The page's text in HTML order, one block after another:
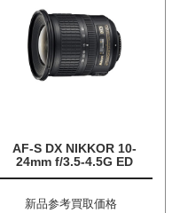
AF-S DX NIKKOR 10-
24mm f/3.5-4.5G ED
新品参考買取価格